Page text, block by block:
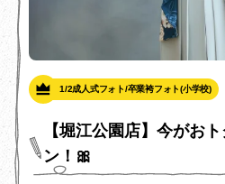
1/2成人式フォト/卒業袴フォト(小学校)
【堀江公園店】今がお
ン！🎀